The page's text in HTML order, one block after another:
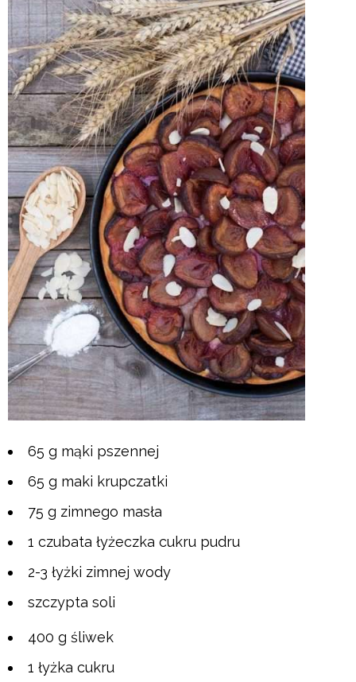
65 g mąki pszennej
65 g maki krupczatki
75 g zimnego masła
1 czubata łyżeczka cukru pudru
2-3 łyżki zimnej wody
szczypta soli
400 g śliwek
1 łyżka cukru